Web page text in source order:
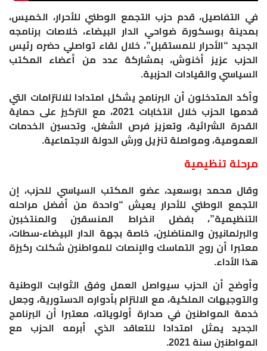
في التفاصيل، قدم حزب التجمع الوطني للأحرار، الخميس،
بمدينة بوسكورة ضواحي الدار البيضاء، خلاصات برنامجه
الجديد “الأحرار للمستقبل”، خلال لقاء تواصلي حضره رئيس
الحزب عزيز أخنوش، بمشاركة عدد من أعضاء المكتب
السياسي والقيادات الحزبية.
وأكد المتدخلون أن البرنامج يشكل امتدادا للالتزامات التي
قدمها الحزب خلال انتخابات 2021، مع التركيز على حماية
القدرة الشرائية، وتعزيز فرص الشغل، وتحسين الخدمات
العمومية، ومواصلة تنزيل ورش الدولة الاجتماعية.
مرحلة تنظيمية
وقال محمد بوسعيد، عضو المكتب السياسي للحزب، إن
التجمع الوطني للأحرار يعيش “واحدة من أفضل مراحله
التنظيمية”، بفضل انخراط المنسقين والمنتخبين
والبرلمانيين والمناضلين، خاصة بجهة الدار البيضاء-سطات،
معتبرا أن روح التماسك والإنصات للمواطنين شكلت ركيزة
هذا الأداء.
وأوضح أن الحزب سيواصل العمل وفق الثوابت الوطنية
والتوجيهات الملكية، مع الالتزام بأدواره الدستورية، وجعل
خدمة المواطنين في صدارة أولوياته، معتبرا أن البرنامج
الجديد يمثل امتدادا للتعاقد الذي أبرمه الحزب مع
المواطنين سنة 2021.